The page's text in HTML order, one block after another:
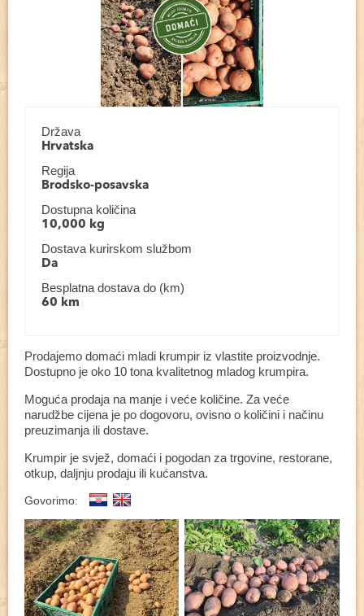
Država
Hrvatska
Regija
Brodsko-posavska
Dostupna količina
10,000 kg
Dostava kurirskom službom
Da
Besplatna dostava do (km)
60 km
Prodajemo domaći mladi krumpir iz vlastite proizvodnje.
Dostupno je oko 10 tona kvalitetnog mladog krumpira.
Moguća prodaja na manje i veće količine. Za veće
narudžbe cijena je po dogovoru, ovisno o količini i načinu
preuzimanja ili dostave.
Krumpir je svjež, domaći i pogodan za trgovine, restorane,
otkup, daljnju prodaju ili kućanstva.
Govorimo: